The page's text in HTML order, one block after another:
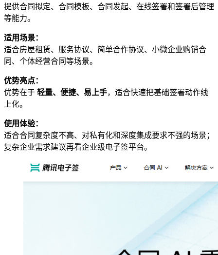
提供合同拟定、合同模板、合同发起、在线签署和签署后管理
等能力。
适用场景：
适合房屋租赁、服务协议、简单合作协议、小微企业购销合
同、个体经营合同等场景。
优势亮点：
优势在于 轻量、便捷、易上手，适合快速把基础签署动作线
上化。
使用体验：
适合合同复杂度不高、对私有化和深度集成要求不强的场景；
复杂企业需求建议再看企业级电子签平台。